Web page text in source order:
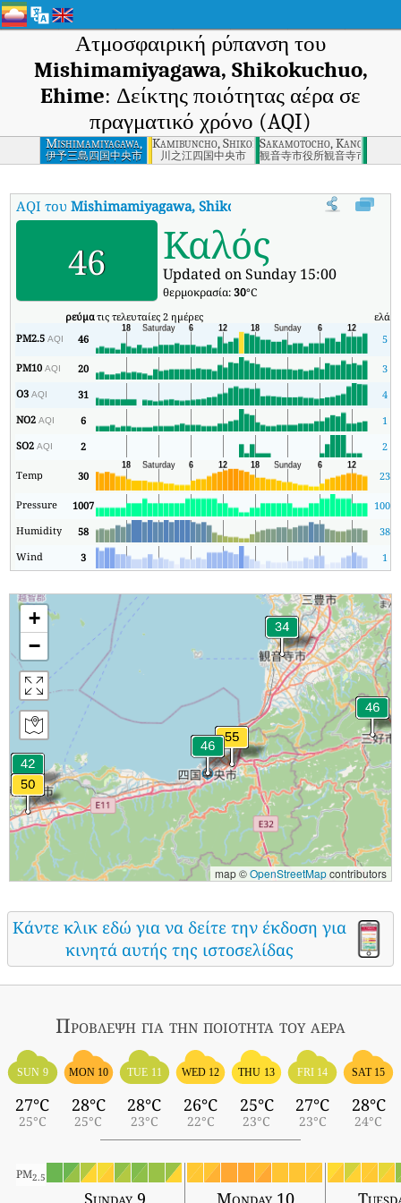
Ατμοσφαιρική ρύπανση του
Mishimamiyagawa, Shikokuchuo,
Ehime: Δείκτης ποιότητας αέρα σε
πραγματικό χρόνο (AQI)
Mishimamiyagawa,
Shikokuchuo, Ehime
伊予三島四国中央市
Kamibuncho, Shikokuchuo, Ehime
川之江四国中央市
Sakamotocho, Kanonji,
観音寺市役所観音寺市
AQI τουMishimamiyagawa, Shikokuchuo, Ehime: Δείκτης
46 Καλός
Updated on Sunday 15:00
θερμοκρασία:30°C
ρεύματις τελευταίες 2 ημέρες ελάχ
PM2.5AQI 46 5
PM10AQI 20
3
O3AQI 31
4
NO2AQI 6
1
SO2AQI 2 2
Temp 30 23
Pressure 1007 1005
Humidity
58
38
Wind
3 1
+
−
map ©OpenStreetMapcontributors
Κάντε κλικ εδώ για να δείτε την έκδοση για
κινητά αυτής της ιστοσελίδας
Πρόβλεψη για την ποιότητα του αέρα
SUN 9
27°C
25°C
MON 10
28°C
25°C
TUE 11
28°C
23°C
WED 12
26°C
22°C
THU 13
25°C
23°C
FRI 14
27°C
23°C
SAT 15
28°C
24°C
PM2.5
Sunday 9 Monday 10